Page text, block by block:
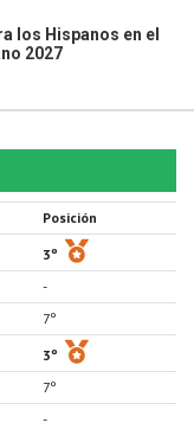
los Hispanos en el
2027
Posición
3º
-
7º
3º
7º
-